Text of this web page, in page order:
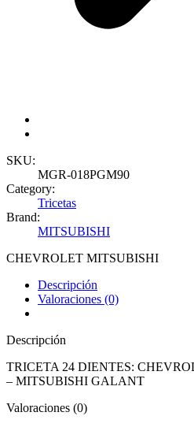
SKU:
MGR-018PGM90
Category:
Tricetas
Brand:
MITSUBISHI
CHEVROLET MITSUBISHI
Descripción
Valoraciones (0)
Descripción
TRICETA 24 DIENTES:
– MITSUBISHI GALANT
Valoraciones (0)